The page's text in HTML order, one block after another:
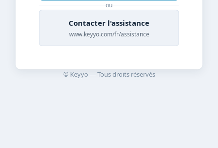
ou
Contacter l'assistance
www.keyyo.com/fr/assistance
© Keyyo — Tous droits réservés